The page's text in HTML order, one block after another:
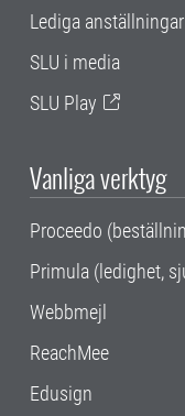
Lediga anställningar
SLU i media
SLU Play
Vanliga verktyg
Proceedo
Primula (ledighet,
Webbmejl
ReachMee
Edusign